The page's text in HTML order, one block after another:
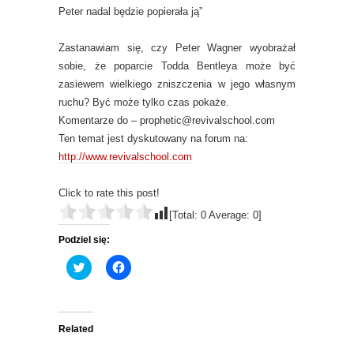
Peter nadal będzie popierała ją”
Zastanawiam się, czy Peter Wagner wyobrażał
sobie, że poparcie Todda Bentleya może być
zasiewem wielkiego zniszczenia w jego własnym
ruchu? Być może tylko czas pokaże.
Komentarze do – prophetic@revivalschool.com
Ten temat jest dyskutowany na forum na:
http://www.revivalschool.com
Click to rate this post!
[Total: 0 Average: 0]
Podziel się:
C
l
t
o
s
C
l
Related